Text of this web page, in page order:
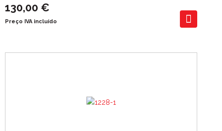
130,00 €
Preço IVA incluído